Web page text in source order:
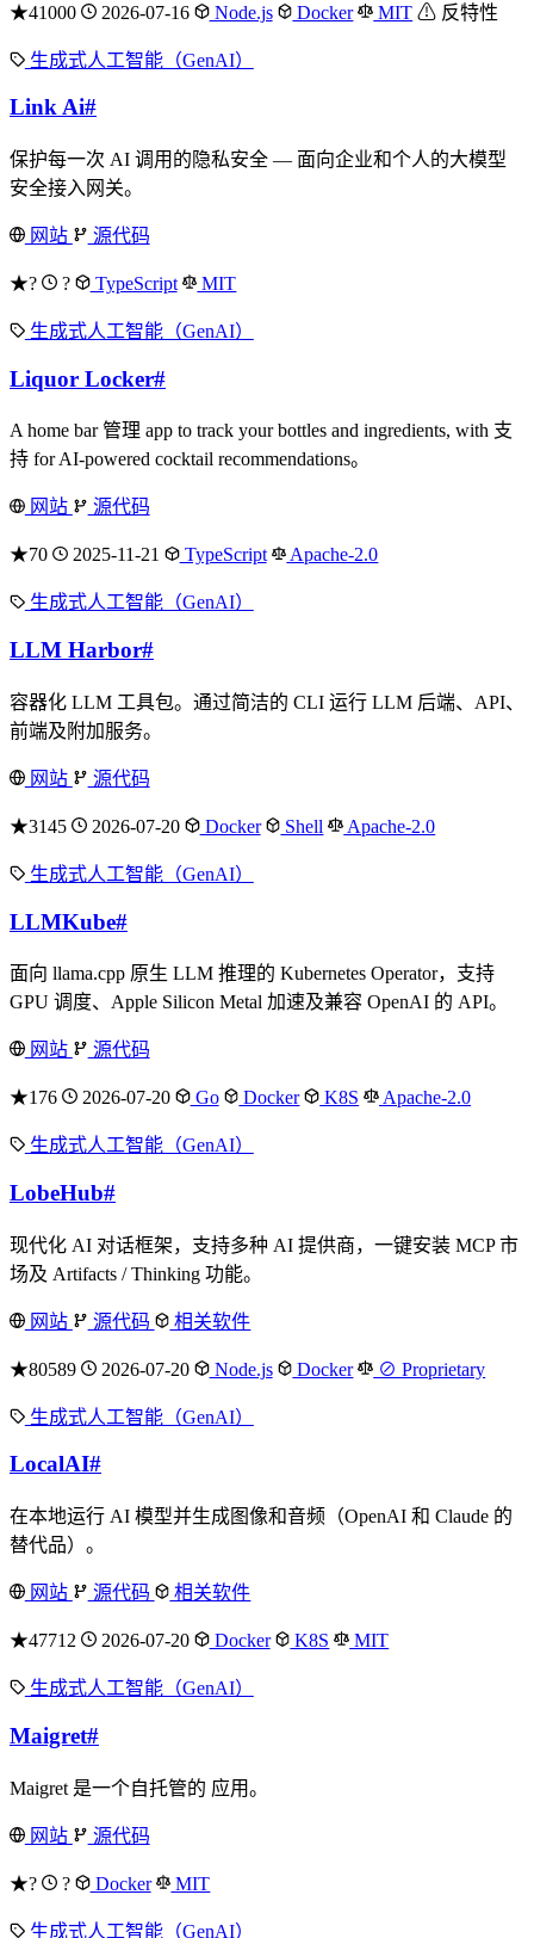
★41000 2026-07-16 Node.js Docker MIT ⚠ 反特性
生成式人工智能（GenAI）
Link Ai#
保护每一次 AI 调用的隐私安全 — 面向企业和个人的大模型
安全接入网关。
网站 源代码
★? ? TypeScript MIT
生成式人工智能（GenAI）
Liquor Locker#
A home bar 管理 app to track your bottles and ingredients, with 支
持 for AI-powered cocktail recommendations。
网站 源代码
★70 2025-11-21 TypeScript Apache-2.0
生成式人工智能（GenAI）
LLM Harbor#
容器化 LLM 工具包。通过简洁的 CLI 运行 LLM 后端、API、
前端及附加服务。
网站 源代码
★3145 2026-07-20 Docker Shell Apache-2.0
生成式人工智能（GenAI）
LLMKube#
面向 llama.cpp 原生 LLM 推理的 Kubernetes Operator，支持
GPU 调度、Apple Silicon Metal 加速及兼容 OpenAI 的 API。
网站 源代码
★176 2026-07-20 Go Docker K8S Apache-2.0
生成式人工智能（GenAI）
LobeHub#
现代化 AI 对话框架，支持多种 AI 提供商，一键安装 MCP 市
场及 Artifacts / Thinking 功能。
网站 源代码 相关软件
★80589 2026-07-20 Node.js Docker ⊘ Proprietary
生成式人工智能（GenAI）
LocalAI#
在本地运行 AI 模型并生成图像和音频（OpenAI 和 Claude 的
替代品）。
网站 源代码 相关软件
★47712 2026-07-20 Docker K8S MIT
生成式人工智能（GenAI）
Maigret#
Maigret 是一个自托管的 应用。
网站 源代码
★? ? Docker MIT
生成式人工智能（GenAI）